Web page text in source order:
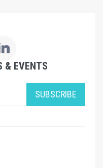
& EVENTS
SUBSCRIBE